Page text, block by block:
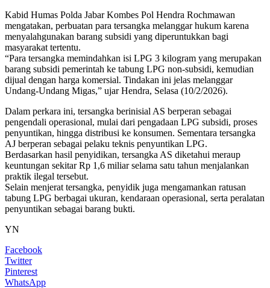
Kabid Humas Polda Jabar Kombes Pol Hendra Rochmawan
mengatakan, perbuatan para tersangka melanggar hukum karena
menyalahgunakan barang subsidi yang diperuntukkan bagi
masyarakat tertentu.
“Para tersangka memindahkan isi LPG 3 kilogram yang merupakan
barang subsidi pemerintah ke tabung LPG non-subsidi, kemudian
dijual dengan harga komersial. Tindakan ini jelas melanggar
Undang-Undang Migas,” ujar Hendra, Selasa (10/2/2026).
Dalam perkara ini, tersangka berinisial AS berperan sebagai
pengendali operasional, mulai dari pengadaan LPG subsidi, proses
penyuntikan, hingga distribusi ke konsumen. Sementara tersangka
AJ berperan sebagai pelaku teknis penyuntikan LPG.
Berdasarkan hasil penyidikan, tersangka AS diketahui meraup
keuntungan sekitar Rp 1,6 miliar selama satu tahun menjalankan
praktik ilegal tersebut.
Selain menjerat tersangka, penyidik juga mengamankan ratusan
tabung LPG berbagai ukuran, kendaraan operasional, serta peralatan
penyuntikan sebagai barang bukti.
YN
Facebook
Twitter
Pinterest
WhatsApp